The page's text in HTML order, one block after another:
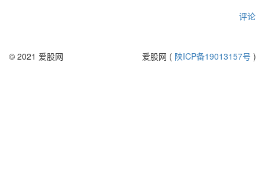
评论
© 2021 爱股网 爱股网 ( 陕ICP备19013157号 )